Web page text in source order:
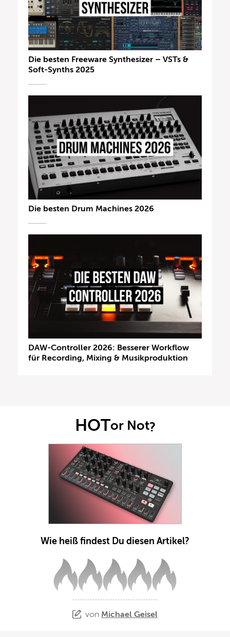
Die besten Freeware Synthesizer – VSTs &
Soft-Synths 2025
Die besten Drum Machines 2026
DAW-Controller 2026: Besserer Workflow
für Recording, Mixing & Musikproduktion
HOTor Not?
Wie heiß findest Du diesen Artikel?
von Michael Geisel